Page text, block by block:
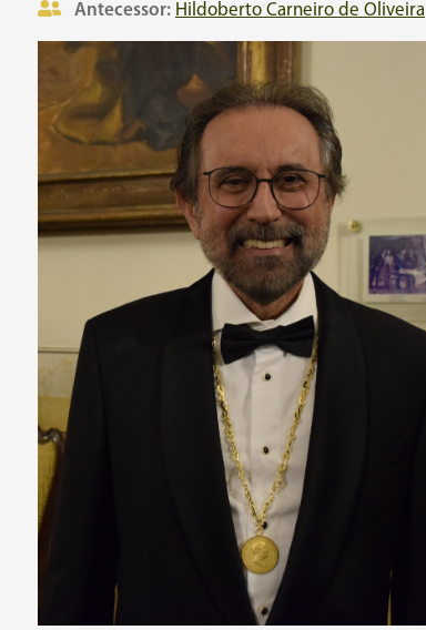
Antecessor: Hildoberto Carneiro de Oliveira